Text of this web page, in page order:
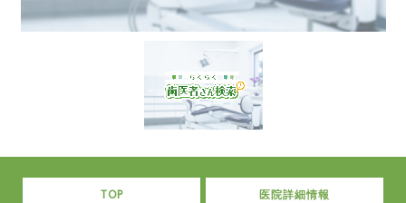
TOP 医院詳細情報